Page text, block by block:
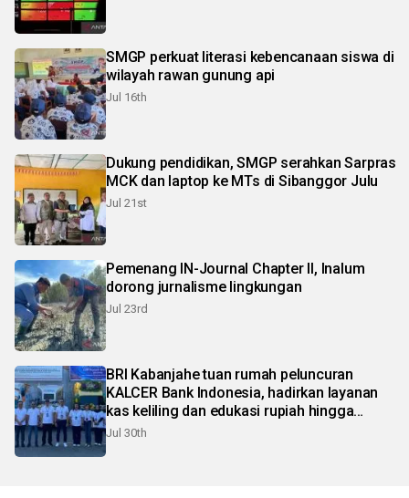
SMGP perkuat literasi kebencanaan siswa di
wilayah rawan gunung api
Jul 16th
Dukung pendidikan, SMGP serahkan Sarpras
MCK dan laptop ke MTs di Sibanggor Julu
Jul 21st
Pemenang IN-Journal Chapter II, Inalum
dorong jurnalisme lingkungan
Jul 23rd
BRI Kabanjahe tuan rumah peluncuran
KALCER Bank Indonesia, hadirkan layanan
kas keliling dan edukasi rupiah hingga
pelosok Karo
Jul 30th